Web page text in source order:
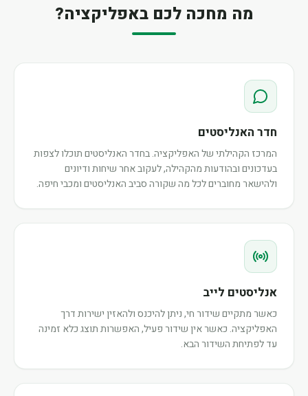
מה מחכה לכם באפליקציה?
חדר האנליסטים
המרכז הקהילתי של האפליקציה. בחדר האנליסטים תוכלו לצפות
בעדכונים ובהודעות מהקהילה, לעקוב אחר שיחות ודיונים
ולהישאר מחוברים לכל מה שקורה סביב האנליסטים ומכבי חיפה.
אנליסטים לייב
כאשר מתקיים שידור חי, ניתן להיכנס ולהאזין ישירות דרך
האפליקציה. כאשר אין שידור פעיל, האפשרות תוצג כלא זמינה
עד לפתיחת השידור הבא.